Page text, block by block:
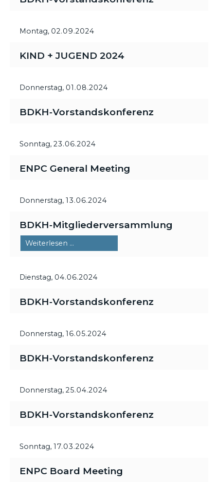
Montag, 02.09.2024
KIND + JUGEND 2024
Donnerstag, 01.08.2024
BDKH-Vorstandskonferenz
Sonntag, 23.06.2024
ENPC General Meeting
Donnerstag, 13.06.2024
BDKH-Mitgliederversammlung
Weiterlesen …
Dienstag, 04.06.2024
BDKH-Vorstandskonferenz
Donnerstag, 16.05.2024
BDKH-Vorstandskonferenz
Donnerstag, 25.04.2024
BDKH-Vorstandskonferenz
Sonntag, 17.03.2024
ENPC Board Meeting